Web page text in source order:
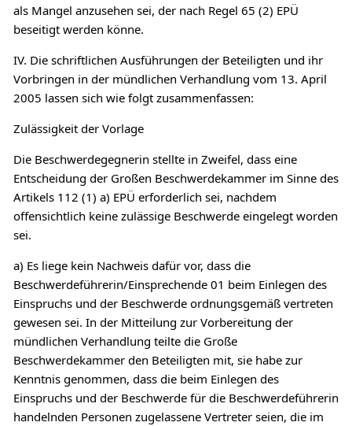
als Mangel anzusehen sei, der nach Regel 65 (2) EPÜ
beseitigt werden könne.
IV. Die schriftlichen Ausführungen der Beteiligten und ihr
Vorbringen in der mündlichen Verhandlung vom 13. April
2005 lassen sich wie folgt zusammenfassen:
Zulässigkeit der Vorlage
Die Beschwerdegegnerin stellte in Zweifel, dass eine
Entscheidung der Großen Beschwerdekammer im Sinne des
Artikels 112 (1) a) EPÜ erforderlich sei, nachdem
offensichtlich keine zulässige Beschwerde eingelegt worden
sei.
a) Es liege kein Nachweis dafür vor, dass die
Beschwerdeführerin/Einsprechende 01 beim Einlegen des
Einspruchs und der Beschwerde ordnungsgemäß vertreten
gewesen sei. In der Mitteilung zur Vorbereitung der
mündlichen Verhandlung teilte die Große
Beschwerdekammer den Beteiligten mit, sie habe zur
Kenntnis genommen, dass die beim Einlegen des
Einspruchs und der Beschwerde für die Beschwerdeführerin
handelnden Personen zugelassene Vertreter seien, die im